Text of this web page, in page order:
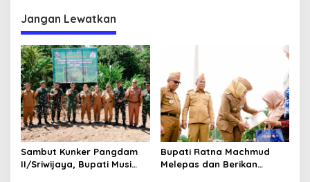
Daerah
Jangan Lewatkan
Sambut Kunker Pangdam
II/Sriwijaya, Bupati Musi
Bupati Ratna Machmud
Melepas dan Berikan